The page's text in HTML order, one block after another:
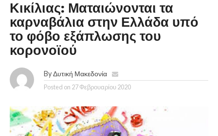
Κικίλιας: Ματαιώνονται τα
καρναβάλια στην Ελλάδα υπό
το φόβο εξάπλωσης του
κορονοϊού
By Δυτική Μακεδονία
Posted on 27 Φεβρουαρίου 2020